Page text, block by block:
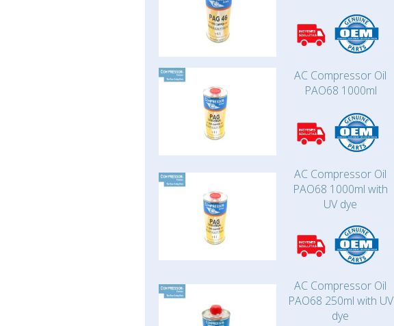
AC Compressor Oil
PAO68 1000ml
AC Compressor Oil
PAO68 1000ml with
UV dye
AC Compressor Oil
PAO68 250ml with UV
dye